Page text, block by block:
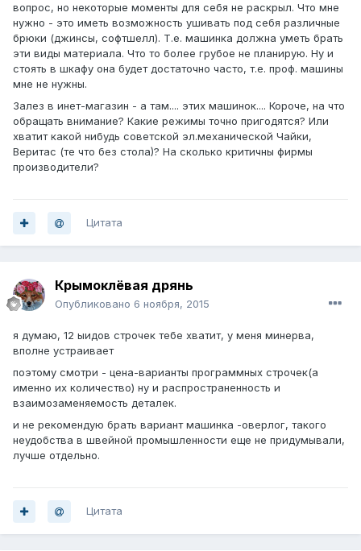
вопрос, но некоторые моменты для себя не раскрыл. Что мне
нужно - это иметь возможность ушивать под себя различные
брюки (джинсы, софтшелл). Т.е. машинка должна уметь брать
эти виды материала. Что то более грубое не планирую. Ну и
стоять в шкафу она будет достаточно часто, т.е. проф. машины
мне не нужны.
Залез в инет-магазин - а там.... этих машинок.... Короче, на что
обращать внимание? Какие режимы точно пригодятся? Или
хватит какой нибудь советской эл.механической Чайки,
Веритас (те что без стола)? На сколько критичны фирмы
производители?
Цитата
Крымоклёвая дрянь
Опубликовано 6 ноября, 2015
я думаю, 12 ыидов строчек тебе хватит, у меня минерва,
вполне устраивает
поэтому смотри - цена-варианты программных строчек(а
именно их количество) ну и распространенность и
взаимозаменяемость деталек.
и не рекомендую брать вариант машинка -оверлог, такого
неудобства в швейной промышленности еще не придумывали,
лучше отдельно.
Цитата